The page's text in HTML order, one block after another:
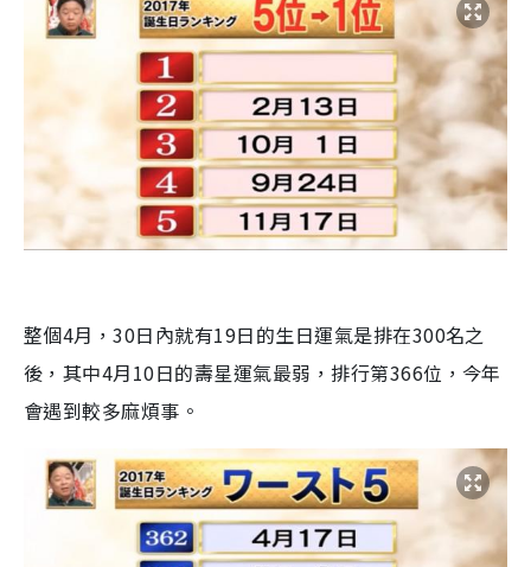
整個4月，30日內就有19日的生日運氣是排在300名之
後，其中4月10日的壽星運氣最弱，排行第366位，今年
會遇到較多麻煩事。